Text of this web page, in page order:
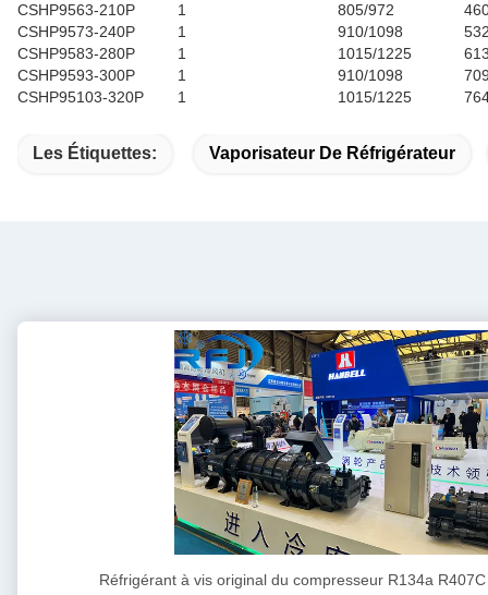
CSHP9563-210P
1 805/972
CSHP9573-240P
1 910/1098
CSHP9583-280P
1 1015/1225
CSHP9593-300P
1 910/1098
CSHP95103-320P
1 1015/1225
Les Étiquettes: Vaporisateur De Réfrigérateur
Réfrigérant à vis original du compresseur R134a